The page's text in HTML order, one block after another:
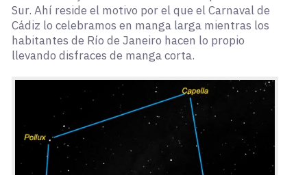
Sur. Ahí reside el motivo por el que el Carnaval de
Cádiz lo celebramos en manga larga mientras los
habitantes de Río de Janeiro hacen lo propio
llevando disfraces de manga corta.